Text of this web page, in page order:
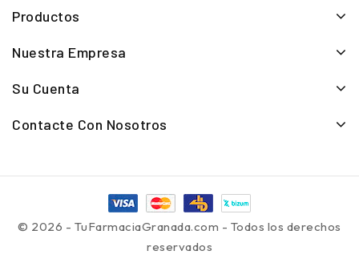
Productos
Nuestra Empresa
Su Cuenta
Contacte Con Nosotros
© 2026 - TuFarmaciaGranada.com - Todos los derechos
reservados